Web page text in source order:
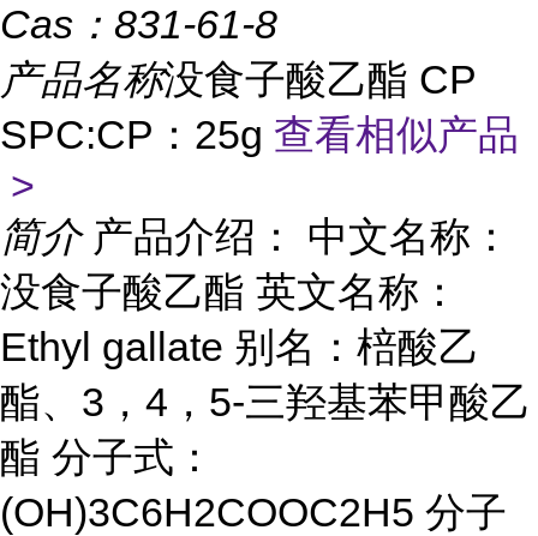
Cas： 831-61-8
产品名称没食子酸乙酯 CP
SPC:CP：25g 查看相似产品
>
简介 产品介绍： 中文名称：
没食子酸乙酯 英文名称：
Ethyl gallate 别名：棓酸乙
酯、3，4，5-三羟基苯甲酸乙
酯 分子式：
(OH)3C6H2COOC2H5 分子